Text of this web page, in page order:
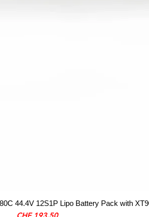
44.4V 12S1P Lipo Battery Pack with
Preis